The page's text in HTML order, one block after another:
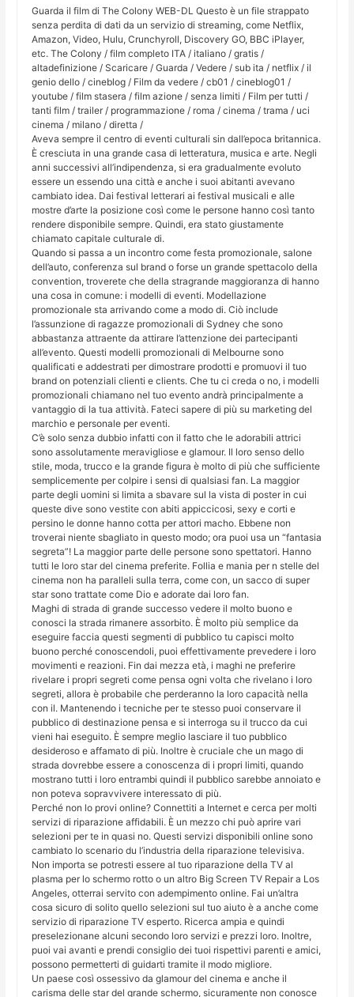
Guarda il film di The Colony WEB-DL Questo è un file strappato
senza perdita di dati da un servizio di streaming, come Netflix,
Amazon, Video, Hulu, Crunchyroll, Discovery GO, BBC iPlayer,
etc. The Colony / film completo ITA / italiano / gratis /
altadefinizione / Scaricare / Guarda / Vedere / sub ita / netflix / il
genio dello / cineblog / Film da vedere / cb01 / cineblog01 /
youtube / film stasera / film azione / senza limiti / Film per tutti /
tanti film / trailer / programmazione / roma / cinema / trama / uci
cinema / milano / diretta /
Aveva sempre il centro di eventi culturali sin dall’epoca britannica.
È cresciuta in una grande casa di letteratura, musica e arte. Negli
anni successivi all’indipendenza, si era gradualmente evoluto
essere un essendo una città e anche i suoi abitanti avevano
cambiato idea. Dai festival letterari ai festival musicali e alle
mostre d’arte la posizione così come le persone hanno così tanto
rendere disponibile sempre. Quindi, era stato giustamente
chiamato capitale culturale di.
Quando si passa a un incontro come festa promozionale, salone
dell’auto, conferenza sul brand o forse un grande spettacolo della
convention, troverete che della stragrande maggioranza di hanno
una cosa in comune: i modelli di eventi. Modellazione
promozionale sta arrivando come a modo di. Ciò include
l’assunzione di ragazze promozionali di Sydney che sono
abbastanza attraente da attirare l’attenzione dei partecipanti
all’evento. Questi modelli promozionali di Melbourne sono
qualificati e addestrati per dimostrare prodotti e promuovi il tuo
brand on potenziali clienti e clients. Che tu ci creda o no, i modelli
promozionali chiamano nel tuo evento andrà principalmente a
vantaggio di la tua attività. Fateci sapere di più su marketing del
marchio e personale per eventi.
C’è solo senza dubbio infatti con il fatto che le adorabili attrici
sono assolutamente meravigliose e glamour. Il loro senso dello
stile, moda, trucco e la grande figura è molto di più che sufficiente
semplicemente per colpire i sensi di qualsiasi fan. La maggior
parte degli uomini si limita a sbavare sul la vista di poster in cui
queste dive sono vestite con abiti appiccicosi, sexy e corti e
persino le donne hanno cotta per attori macho. Ebbene non
troverai niente sbagliato in questo modo; ora puoi usa un “fantasia
segreta”! La maggior parte delle persone sono spettatori. Hanno
tutti le loro star del cinema preferite. Follia e mania per n stelle del
cinema non ha paralleli sulla terra, come con, un sacco di super
star sono trattate come Dio e adorate dai loro fan.
Maghi di strada di grande successo vedere il molto buono e
conosci la strada rimanere assorbito. È molto più semplice da
eseguire faccia questi segmenti di pubblico tu capisci molto
buono perché conoscendoli, puoi effettivamente prevedere i loro
movimenti e reazioni. Fin dai mezza età, i maghi ne preferire
rivelare i propri segreti come pensa ogni volta che rivelano i loro
segreti, allora è probabile che perderanno la loro capacità nella
con il. Mantenendo i tecniche per te stesso puoi conservare il
pubblico di destinazione pensa e si interroga su il trucco da cui
vieni hai eseguito. È sempre meglio lasciare il tuo pubblico
desideroso e affamato di più. Inoltre è cruciale che un mago di
strada dovrebbe essere a conoscenza di i propri limiti, quando
mostrano tutti i loro entrambi quindi il pubblico sarebbe annoiato e
non poteva sopravvivere interessato di più.
Perché non lo provi online? Connettiti a Internet e cerca per molti
servizi di riparazione affidabili. È un mezzo chi può aprire vari
selezioni per te in quasi no. Questi servizi disponibili online sono
cambiato lo scenario du l’industria della riparazione televisiva.
Non importa se potresti essere al tuo riparazione della TV al
plasma per lo schermo rotto o un altro Big Screen TV Repair a Los
Angeles, otterrai servito con adempimento online. Fai un’altra
cosa sicuro di solito quello selezioni sul tuo aiuto è a anche come
servizio di riparazione TV esperto. Ricerca ampia e quindi
preselezionane alcuni secondo loro servizi e prezzi loro. Inoltre,
puoi vai avanti e prendi consiglio dei tuoi rispettivi parenti e amici,
possono permetterti di guidarti tramite il modo migliore.
Un paese così ossessivo da glamour del cinema e anche il
carisma delle star del grande schermo, sicuramente non conosce